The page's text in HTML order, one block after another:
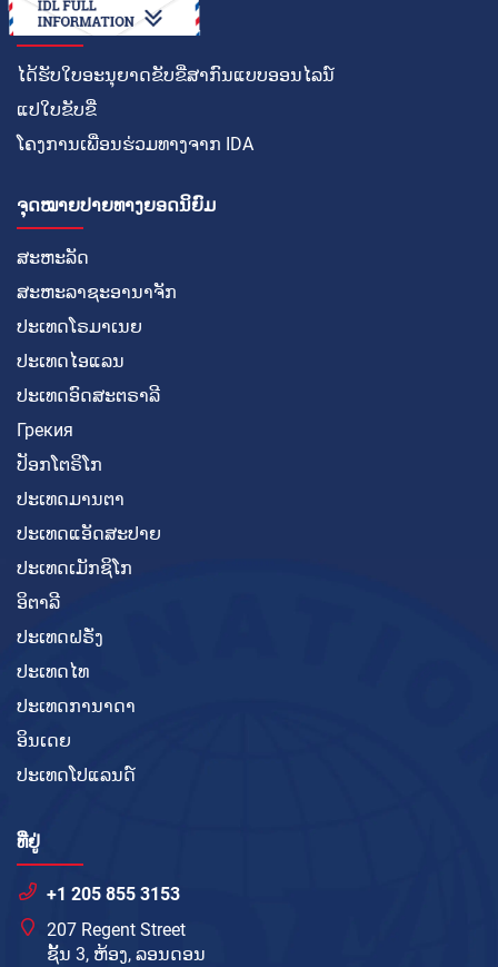
ວິທີໃນການ
ໄດ້ຮັບໃບອະນຸຍາດຂັບຂີ່ສາກົນແບບອອນໄລນ໌
ແປໃບຂັບຂີ່
ໂຄງການເພື່ອນຮ່ວມທາງຈາກ IDA
ຈຸດໝາຍປາຍທາງຍອດນິຍົມ
ສະຫະລັດ
ສະຫະລາຊະອານາຈັກ
ປະເທດໂຣມາເນຍ
ປະເທດໄອແລນ
ປະເທດອົດສະຕຣາລີ
Грекия
ປັອກໂຕຣິໂກ
ປະເທດມານຕາ
ປະເທດແອັດສະປາຍ
ປະເທດເມັກຊິໂກ
ອິຕາລີ
ປະເທດຝຣັ່ງ
ປະເທດໄທ
ປະເທດການາດາ
ອິນເດຍ
ປະເທດໂປແລນດ໌
ທີ່ຢູ່
+1 205 855 3153
207 Regent Street
ຊັ້ນ 3, ຫ້ອງ, ລອນດອນ